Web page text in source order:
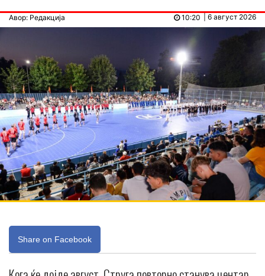
Авор: Редакција | 6 август 2026
10:20
Share on Facebook